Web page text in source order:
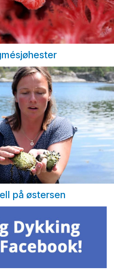
på østersen